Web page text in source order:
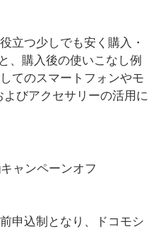
立つ少しでも安く購入・
、購入後の使いこなし例
てのスマートフォンやモ
びアクセサリーの活用に
ャンペーンオフ
申込制となり、ドコモシ